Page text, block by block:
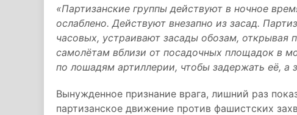
«Партизанские группы действуют в ночное
ослаблено. Действуют внезапно из засад.
часовых, устраивают засады обозам,
самолётам вблизи от посадочных площадок в
по лошадям артиллерии, чтобы задержать её, а
Вынужденное признание врага, лишний раз
партизанское движение против фашистских